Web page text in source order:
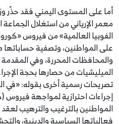
أما على المستوى اليمني فقد حذّر
معمر الإرياني من استغلال الجماعة
الفوبيا العالمية» من فيروس
على المواطنين، وتصفية
والمحافظات المحررة، وفي
الميليشيات من حصارها بحجة
تصريحات رسمية أخرى بقوله: «في
إجراءات احترازية لمواجهة فيروس
المواطنين بالترغيب والترهيب لعقد
فعالياتها السياسية والدينية،